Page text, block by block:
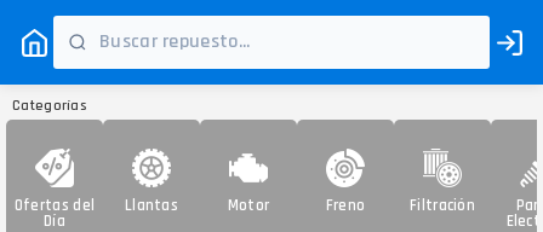
Categorías
Ofertas del
Día
Llantas Motor Freno Filtración